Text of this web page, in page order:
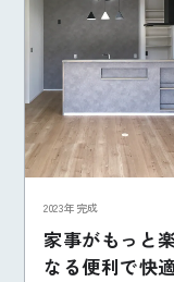
2023年完成
家事がもっと
なる便利で快